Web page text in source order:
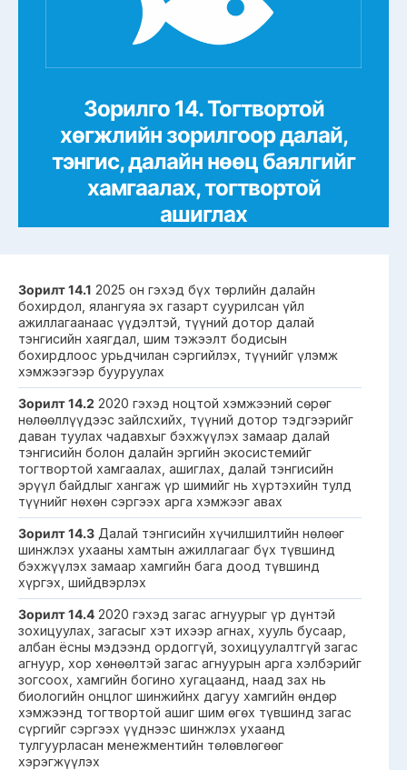
Зорилго 14. Тогтвортой
хөгжлийн зорилгоор далай,
тэнгис, далайн нөөц баялгийг
хамгаалах, тогтвортой
ашиглах
Зорилт 14.1 2025 он гэхэд бүх төрлийн далайн
бохирдол, ялангуяа эх газарт суурилсан үйл
ажиллагаанаас үүдэлтэй, түүний дотор далай
тэнгисийн хаягдал, шим тэжээлт бодисын
бохирдлоос урьдчилан сэргийлэх, түүнийг үлэмж
хэмжээгээр бууруулах
Зорилт 14.2 2020 гэхэд ноцтой хэмжээний сөрөг
нөлөөллүүдээс зайлсхийх, түүний дотор тэдгээрийг
даван туулах чадавхыг бэхжүүлэх замаар далай
тэнгисийн болон далайн эргийн экосистемийг
тогтвортой хамгаалах, ашиглах, далай тэнгисийн
эрүүл байдлыг хангаж үр шимийг нь хүртэхийн тулд
түүнийг нөхөн сэргээх арга хэмжээг авах
Зорилт 14.3 Далай тэнгисийн хүчилшилтийн нөлөөг
шинжлэх ухааны хамтын ажиллагааг бүх түвшинд
бэхжүүлэх замаар хамгийн бага доод түвшинд
хүргэх, шийдвэрлэх
Зорилт 14.4 2020 гэхэд загас агнуурыг үр дүнтэй
зохицуулах, загасыг хэт ихээр агнах, хууль бусаар,
албан ёсны мэдээнд ордоггүй, зохицуулалтгүй загас
агнуур, хор хөнөөлтэй загас агнуурын арга хэлбэрийг
зогсоох, хамгийн богино хугацаанд, наад зах нь
биологийн онцлог шинжийнх дагуу хамгийн өндөр
хэмжээнд тогтвортой ашиг шим өгөх түвшинд загас
сүргийг сэргээх үүднээс шинжлэх ухаанд
тулгуурласан менежментийн төлөвлөгөөг
хэрэгжүүлэх